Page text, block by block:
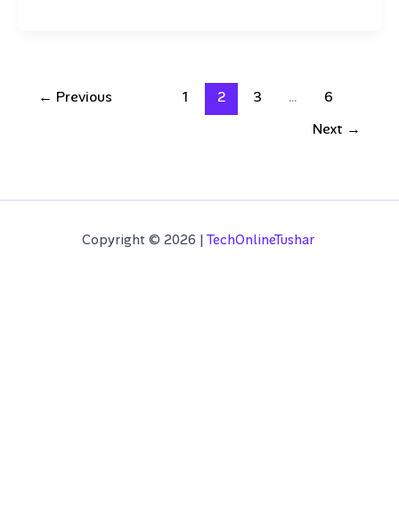
कमाए
फ्री
← Previous 1 2 3 …
6
Next →
Copyright © 2026 | TechOnlineTushar